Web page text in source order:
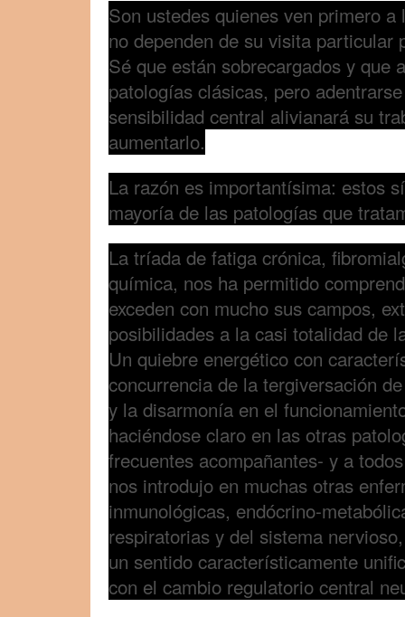
Son ustedes quienes ven primero
no dependen de su visita particular
Sé que están sobrecargados y que
patologías clásicas, pero
sensibilidad central alivianará su
aumentarlo.
La razón es importantísima: estos
mayoría de las patologías que
La tríada de fatiga crónica,
química, nos ha permitido
exceden con mucho sus campos,
posibilidades a la casi totalidad de
Un quiebre energético con
concurrencia de la tergiversación
y la disarmonía en el
haciéndose claro en las otras
frecuentes acompañantes- y a
nos introdujo en muchas otras
inmunológicas, endócrino-
respiratorias y del sistema
un sentido característicamente
con el cambio regulatorio central